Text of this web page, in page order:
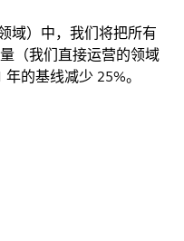
域）中，我们将把所有
（我们直接运营的领域
的基线减少 25%。